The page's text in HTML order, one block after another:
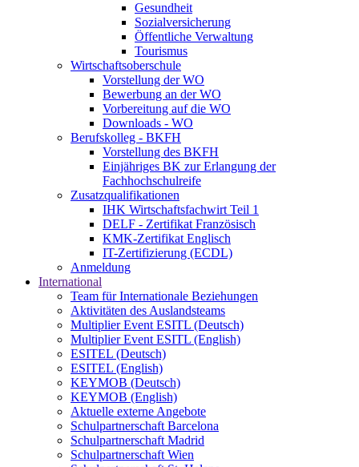
Gesundheit
Sozialversicherung
Öffentliche Verwaltung
Tourismus
Wirtschaftsoberschule
Vorstellung der WO
Bewerbung an der WO
Vorbereitung auf die WO
Downloads - WO
Berufskolleg - BKFH
Vorstellung des BKFH
Einjähriges BK zur Erlangung der
Fachhochschulreife
Zusatzqualifikationen
IHK Wirtschaftsfachwirt Teil 1
DELF - Zertifikat Französisch
KMK-Zertifikat Englisch
IT-Zertifizierung (ECDL)
Anmeldung
International
Team für Internationale Beziehungen
Aktivitäten des Auslandsteams
Multiplier Event ESITL (Deutsch)
Multiplier Event ESITL (English)
ESITEL (Deutsch)
ESITEL (English)
KEYMOB (Deutsch)
KEYMOB (English)
Aktuelle externe Angebote
Schulpartnerschaft Barcelona
Schulpartnerschaft Madrid
Schulpartnerschaft Wien